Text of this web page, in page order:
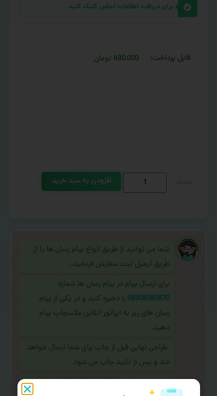
برای دریافت اطلاعات تماس کلیک کنید.
قابل پرداخت: 490,000 تومان
افزودن به سبد خرید
شما می توانید از طریق انواع پیام رسان ها یا از
طریق ایمیل ثبت سفارش فرمایید.
برای ارسال پیام در پیام رسان ها شماره
09308383670 را ذخیره کنید و در یکی از پیام
رسان های زیر به اپراتور آنلاین عکسچاپ پیام
دهید.
طراحی نهایی قبل از چاپ برای شما ارسال خواهد
شد و پس از تایید چاپ می شود.
در صورت نیاز به سفارشی سازی طرح (اضافه